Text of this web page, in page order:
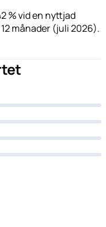
% vid en nyttjad
månader (juli 2026).